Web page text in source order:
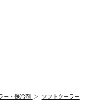
ー・保冷剤
ソフトクーラー